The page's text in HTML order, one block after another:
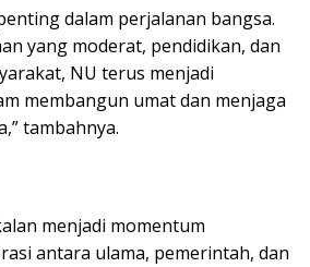
dalam perjalanan bangsa.
yang moderat, pendidikan, dan
NU terus menjadi
membangun umat dan menjaga
tambahnya.
menjadi momentum
antara ulama, pemerintah, dan